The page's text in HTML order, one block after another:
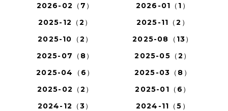
2026-02（7）
2026-01（1）
2025-12（2）
2025-11（2）
2025-10（2）
2025-08（13）
2025-07（8）
2025-05（2）
2025-04（6）
2025-03（8）
2025-02（2）
2025-01（6）
2024-12（3）
2024-11（5）